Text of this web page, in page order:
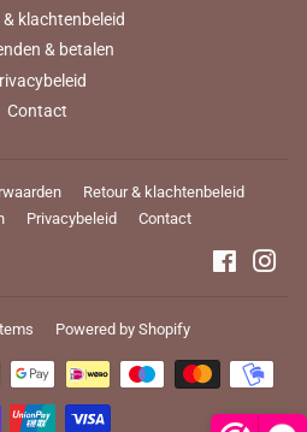
klachtenbeleid
& betalen
Contact
Retour & klachtenbeleid
Privacybeleid Contact
Powered by Shopify
Betalingspictogrammen